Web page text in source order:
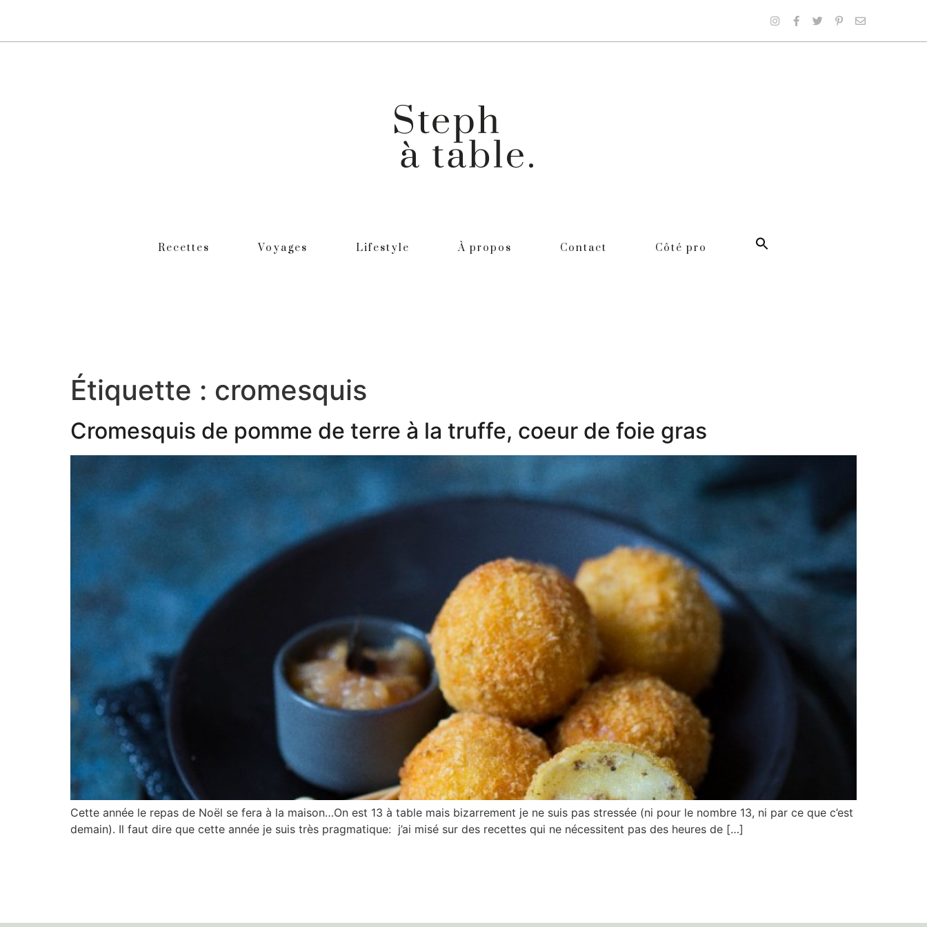
Recettes Voyages Lifestyle À propos Contact Côté pro
Étiquette : cromesquis
Cromesquis de pomme de terre à la truffe, coeur de foie gras
Cette année le repas de Noël se fera à la maison…On est 13 à table mais bizarrement je ne suis pas stressée (ni pour le nombre 13, ni par ce que c’est
demain). Il faut dire que cette année je suis très pragmatique: j’ai misé sur des recettes qui ne nécessitent pas des heures de […]